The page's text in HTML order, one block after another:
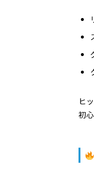
ヒ
初